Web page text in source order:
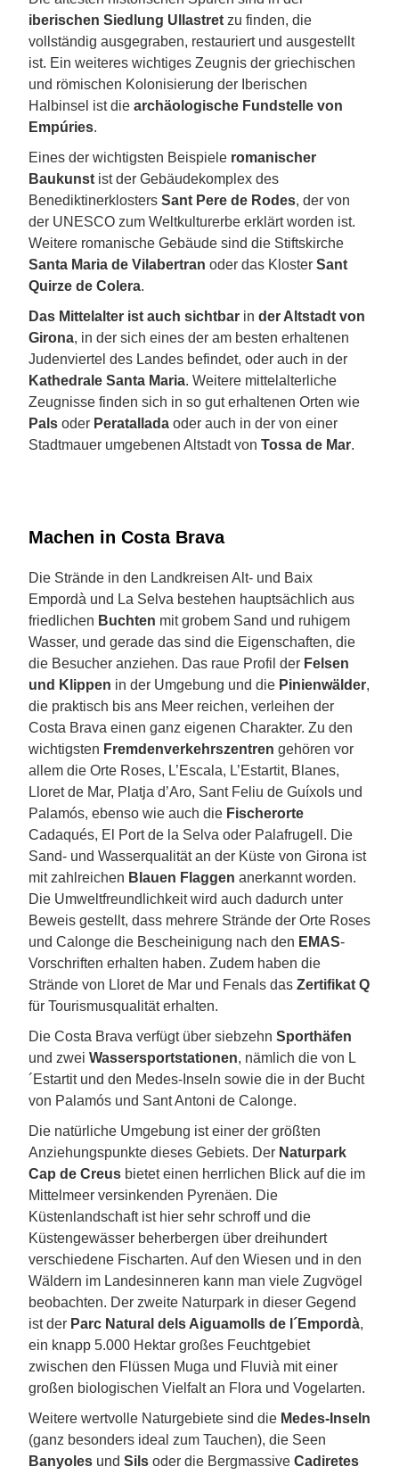
iberischen Siedlung Ullastret zu finden, die
vollständig ausgegraben, restauriert und ausgestellt
ist. Ein weiteres wichtiges Zeugnis der griechischen
und römischen Kolonisierung der Iberischen
Halbinsel ist die archäologische Fundstelle von
Empúries.
Eines der wichtigsten Beispiele romanischer
Baukunst ist der Gebäudekomplex des
Benediktinerklosters Sant Pere de Rodes, der von
der UNESCO zum Weltkulturerbe erklärt worden ist.
Weitere romanische Gebäude sind die Stiftskirche
Santa Maria de Vilabertran oder das Kloster Sant
Quirze de Colera.
Das Mittelalter ist auch sichtbar in der Altstadt von
Girona, in der sich eines der am besten erhaltenen
Judenviertel des Landes befindet, oder auch in der
Kathedrale Santa Maria. Weitere mittelalterliche
Zeugnisse finden sich in so gut erhaltenen Orten wie
Pals oder Peratallada oder auch in der von einer
Stadtmauer umgebenen Altstadt von Tossa de Mar.
Machen in Costa Brava
Die Strände in den Landkreisen Alt- und Baix
Empordà und La Selva bestehen hauptsächlich aus
friedlichen Buchten mit grobem Sand und ruhigem
Wasser, und gerade das sind die Eigenschaften, die
die Besucher anziehen. Das raue Profil der Felsen
und Klippen in der Umgebung und die Pinienwälder,
die praktisch bis ans Meer reichen, verleihen der
Costa Brava einen ganz eigenen Charakter. Zu den
wichtigsten Fremdenverkehrszentren gehören vor
allem die Orte Roses, L’Escala, L’Estartit, Blanes,
Lloret de Mar, Platja d’Aro, Sant Feliu de Guíxols und
Palamós, ebenso wie auch die Fischerorte
Cadaqués, El Port de la Selva oder Palafrugell. Die
Sand- und Wasserqualität an der Küste von Girona ist
mit zahlreichen Blauen Flaggen anerkannt worden.
Die Umweltfreundlichkeit wird auch dadurch unter
Beweis gestellt, dass mehrere Strände der Orte Roses
und Calonge die Bescheinigung nach den EMAS-
Vorschriften erhalten haben. Zudem haben die
Strände von Lloret de Mar und Fenals das Zertifikat Q
für Tourismusqualität erhalten.
Die Costa Brava verfügt über siebzehn Sporthäfen
und zwei Wassersportstationen, nämlich die von L
´Estartit und den Medes-Inseln sowie die in der Bucht
von Palamós und Sant Antoni de Calonge.
Die natürliche Umgebung ist einer der größten
Anziehungspunkte dieses Gebiets. Der Naturpark
Cap de Creus bietet einen herrlichen Blick auf die im
Mittelmeer versinkenden Pyrenäen. Die
Küstenlandschaft ist hier sehr schroff und die
Küstengewässer beherbergen über dreihundert
verschiedene Fischarten. Auf den Wiesen und in den
Wäldern im Landesinneren kann man viele Zugvögel
beobachten. Der zweite Naturpark in dieser Gegend
ist der Parc Natural dels Aiguamolls de l´Empordà,
ein knapp 5.000 Hektar großes Feuchtgebiet
zwischen den Flüssen Muga und Fluvià mit einer
großen biologischen Vielfalt an Flora und Vogelarten.
Weitere wertvolle Naturgebiete sind die Medes-Inseln
(ganz besonders ideal zum Tauchen), die Seen
Banyoles und Sils oder die Bergmassive Cadiretes